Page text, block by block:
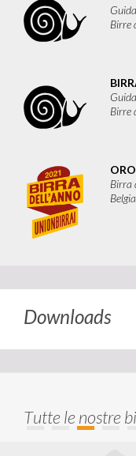
Birre
Birre
ORO
Birra
Downloads
Tutte le nostre